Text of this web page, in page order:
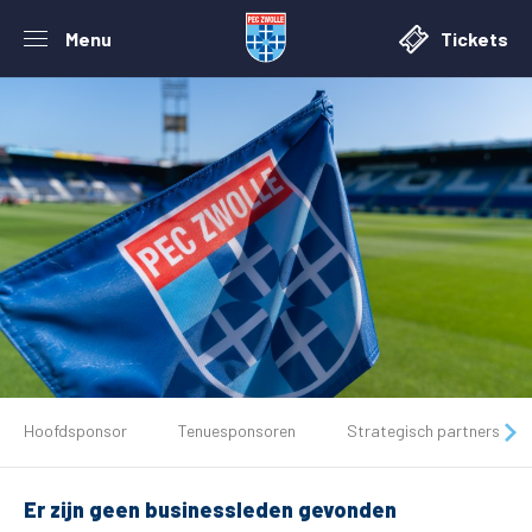
Menu Tickets
Tickets
Matchdays
Hoofdsponsor Tenuesponsoren Strategisch partners
Er zijn geen businessleden gevonden